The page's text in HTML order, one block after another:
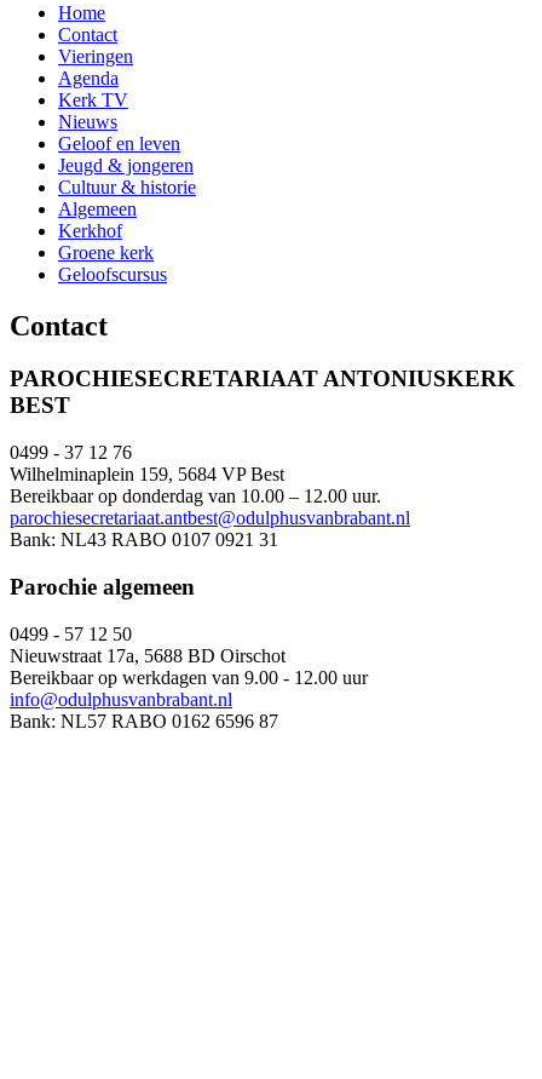
Home
Contact
Vieringen
Agenda
Kerk TV
Nieuws
Geloof en leven
Jeugd & jongeren
Cultuur & historie
Algemeen
Kerkhof
Groene kerk
Geloofscursus
Contact
PAROCHIESECRETARIAAT ANTONIUSKERK
BEST
0499 - 37 12 76
Wilhelminaplein 159, 5684 VP Best
Bereikbaar op donderdag van 10.00 – 12.00 uur.
parochiesecretariaat.antbest@odulphusvanbrabant.nl
Bank: NL43 RABO 0107 0921 31
Parochie algemeen
0499 - 57 12 50
Nieuwstraat 17a, 5688 BD Oirschot
Bereikbaar op werkdagen van 9.00 - 12.00 uur
info@odulphusvanbrabant.nl
Bank: NL57 RABO 0162 6596 87